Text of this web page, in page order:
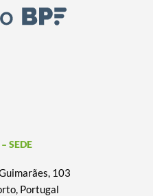
SEDE
103
Portugal